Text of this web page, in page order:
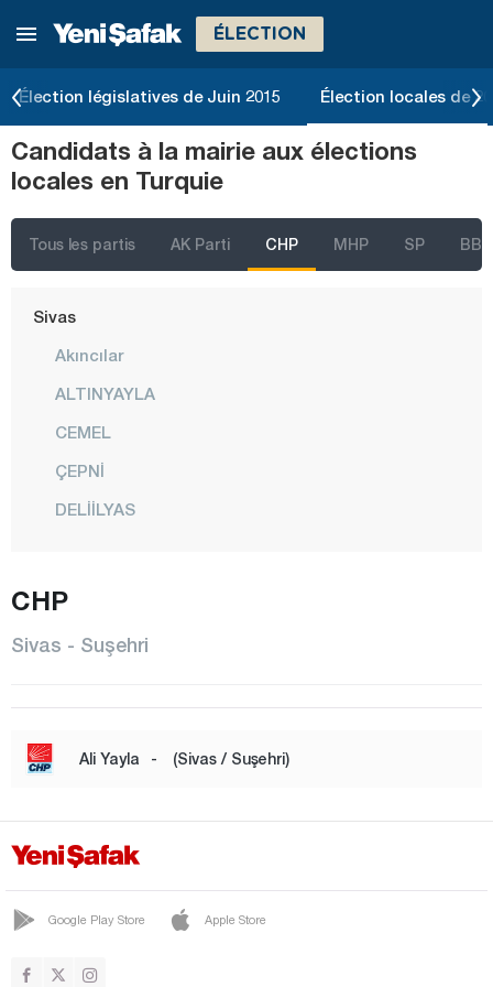
ÉLECTION
Élection législatives de Juin 2015 Élection locales de
Candidats à la mairie aux élections
locales en Turquie
Tous les partis AK Parti CHP MHP SP BBP
Rize
Şanlıurfa
Siirt
Şırnak
Sivas
Akıncılar
ALTINYAYLA
CEMEL
ÇEPNİ
DELİİLYAS
GÖLOVA
HAFİK
İMRANLI
KANGAL
KOYULHİSAR
CENTRE
CHP
Sivas - Suşehri
Ali Yayla - (Sivas / Suşehri)
Google Play Store Apple Store